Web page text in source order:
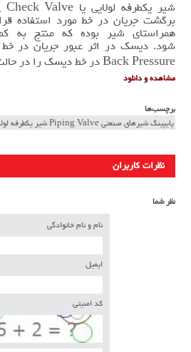
برگشت جریان در خط مورد استفاده
همراستای شیر بوده که منتج به
شود. دیسک در اثر عبور جریان در
Back Pressure در خط دیسک را در حالت بسته نگه می دارد.
مشاهده و دانلود
برچسب‌ها
پایپینگ شیرهای صنعتی Piping Valve شیر یکطرفه لولایی Swing Check Valve
نظرات کاربران
نظر شما
نام و نام خانوادگی
ایمیل
کد امنیتی